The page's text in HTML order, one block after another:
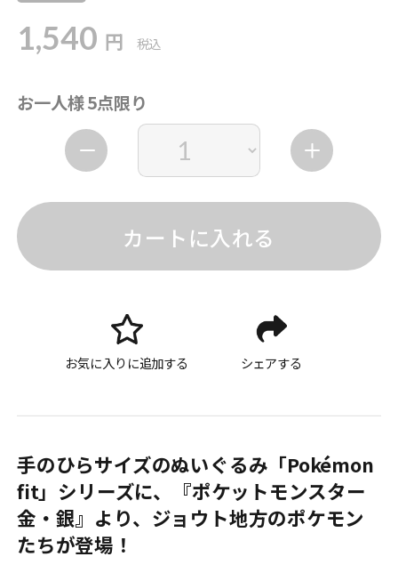
1,540 円 税込
お一人様 5点限り
カートに入れる
お気に入りに追加する シェアする
手のひらサイズのぬいぐるみ「Pokémon
fit」シリーズに、『ポケットモンスター
金・銀』より、ジョウト地方のポケモン
たちが登場！